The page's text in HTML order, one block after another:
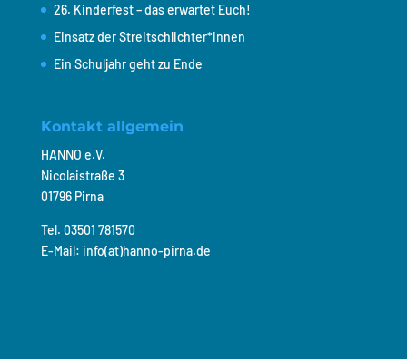
26. Kinderfest – das erwartet Euch!
Einsatz der Streitschlichter*innen
Ein Schuljahr geht zu Ende
Kontakt allgemein
HANNO e.V.
Nicolaistraße 3
01796 Pirna
Tel. 03501 781570
E-Mail: info(at)hanno-pirna.de